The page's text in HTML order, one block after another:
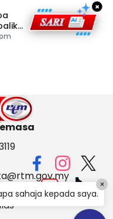
×
sahaja kepada saya.
×